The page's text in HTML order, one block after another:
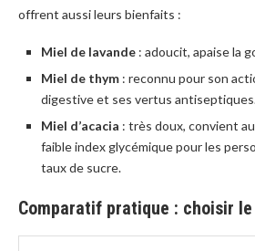
offrent aussi leurs bienfaits :
Miel de lavande : adoucit, apaise la
Miel de thym : reconnu pour son
digestive et ses vertus
Miel d’acacia : très doux, convient
faible index glycémique pour les
taux de sucre.
Comparatif pratique : choisir